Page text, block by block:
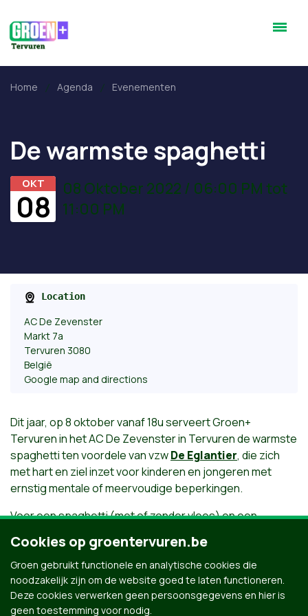
Home Agenda Evenementen
De warmste spaghetti
OKT
08
08 Oktober 2022 / 06:00 PM tot
11:00 PM
Location
AC De Zevenster
Markt 7a
Tervuren 3080
België
Google map and directions
Dit jaar, op 8 oktober vanaf 18u serveert Groen+
Tervuren in het AC De Zevenster in Tervuren de warmste
spaghetti ten voordele van vzwDe Eglantier, die zich
met hart en ziel inzet voorkinderen en jongeren met
ernstig mentale of meervoudige beperkingen.
Voor een spaghetti (met of zonder vlees) en een
In voorverkoop kost een ticket €12,5 (kinderen €7,5).
Verzeker je plaats en schrijf jehierin!
Posted byAagje Eckelmans on
Cookies op groentervuren.be
Groen gebruikt functionele en analytische cookies die
noodzakelijk zijn om de website goed te laten functioneren.
Deze cookies verwerken geen persoonsgegevens en hier is
geen toestemming voor nodig.